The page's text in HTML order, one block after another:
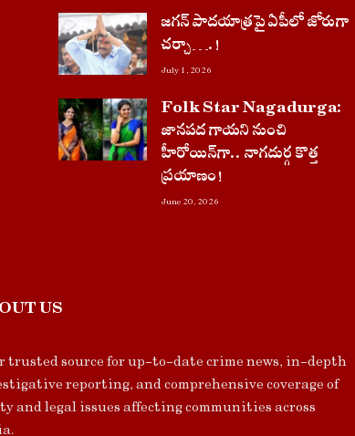
జగన్ పాదయాత్రపై ఏపీలో జోరుగా
చ‌ర్చా….!
July 1, 2026
Folk Star Nagadurga:
జానపద గాయని నుంచి
హీరోయిన్‌గా.. నాగదుర్గ కొత్త
ప్రయాణం!
June 20, 2026
US
trusted source for up-to-date crime news, in-depth
reporting, and comprehensive coverage of
and legal issues affecting communities across